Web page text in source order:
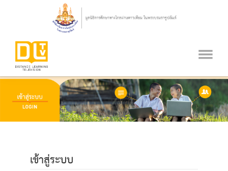
เข้าสู่ระบบ